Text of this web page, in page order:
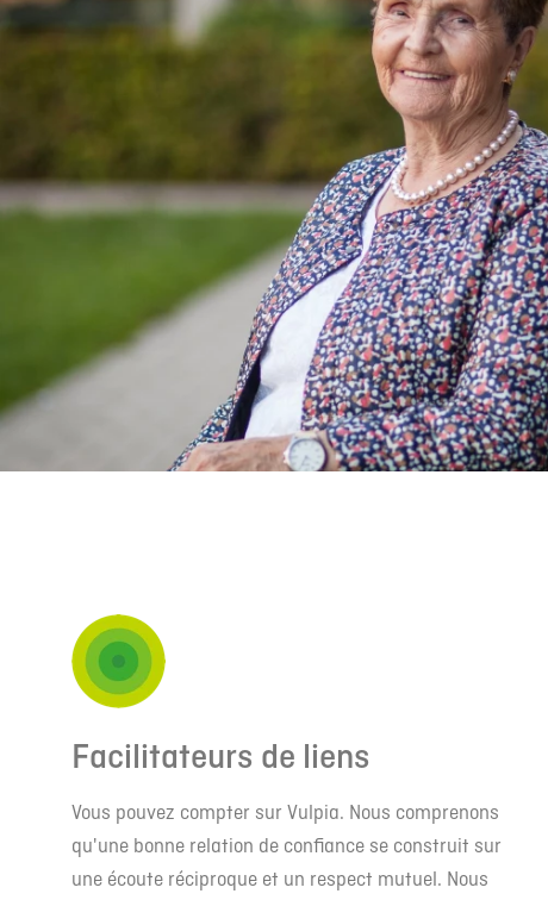
Facilitateurs de liens
Vous pouvez compter sur Vulpia. Nous comprenons
qu'une bonne relation de confiance se construit sur
une écoute réciproque et un respect mutuel. Nous